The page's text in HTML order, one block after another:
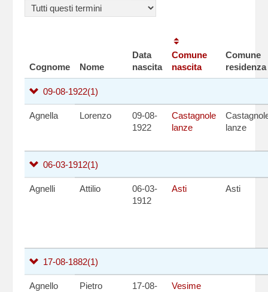
Cognome Nome
Data
nascita
Comune
nascita
Comune
residenza
09-08-1922(1)
Agnella Lorenzo
09-08-
1922
Castagnole
lanze
lanze
06-03-1912(1)
Agnelli Attilio
06-03-
1912
Asti Asti
17-08-1882(1)
Agnello Pietro
17-08-
Vesime